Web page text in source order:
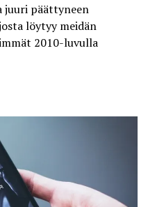
juuri päättyneen
löytyy meidän
2010-luvulla